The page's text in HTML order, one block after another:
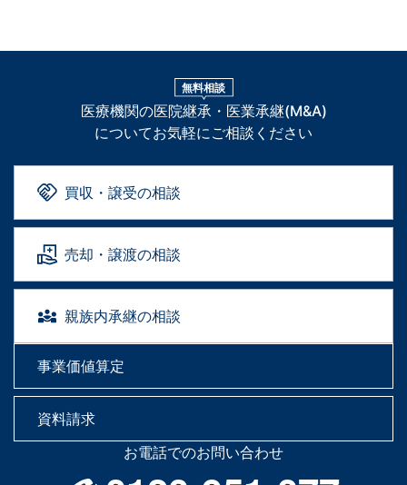
無料相談
医療機関の医院継承・医業承継(M&A)
についてお気軽にご相談ください
買収・譲受の相談
売却・譲渡の相談
親族内承継の相談
事業価値算定
資料請求
お電話でのお問い合わせ